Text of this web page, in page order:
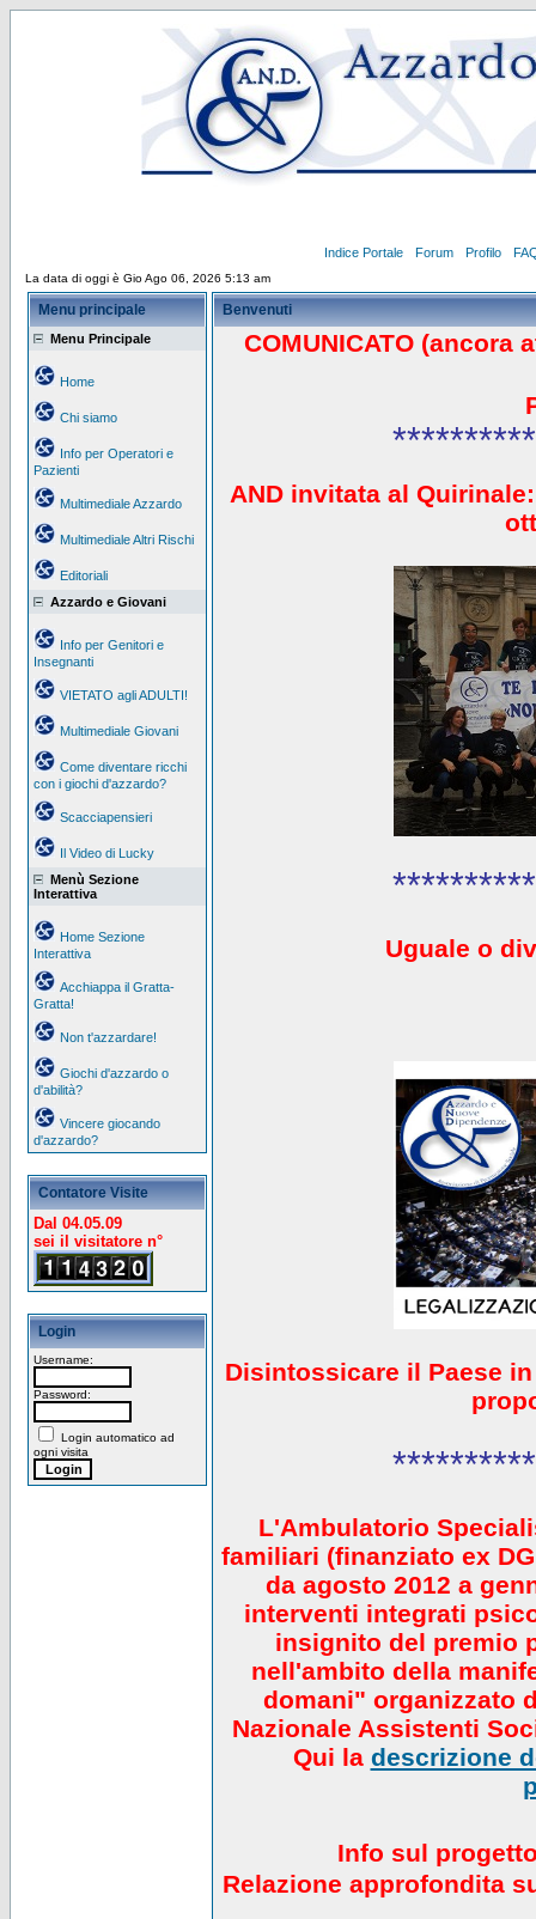
Indice Portale Forum Profilo
La data di oggi è Gio Ago 06, 2026 5:13 am
Menu principale
Menu Principale
Home
Chi siamo
Info per Operatori e
Pazienti
Multimediale Azzardo
Multimediale Altri Rischi
Editoriali
Azzardo e Giovani
Info per Genitori e
Insegnanti
VIETATO agli ADULTI!
Multimediale Giovani
Come diventare ricchi
con i giochi d'azzardo?
Scacciapensieri
Il Video di Lucky
Menù Sezione
Interattiva
Home Sezione
Interattiva
Acchiappa il Gratta-
Gratta!
Non t'azzardare!
Giochi d'azzardo o
d'abilità?
Vincere giocando
d'azzardo?
Contatore Visite
Dal 04.05.09
sei il visitatore n°
Login
Username:
Password:
Login automatico ad
ogni visita
Benvenuti
COMUNICATO (ancora
AND invitata al
Uguale o
Disintossicare il Paese
L'Ambulatorio
familiari (finanziato ex
da agosto 2012 a
interventi integrati
insignito del premio
nell'ambito della
domani" organizzato
Nazionale Assistenti
Qui la descrizione
Info sul
Relazione approfondita